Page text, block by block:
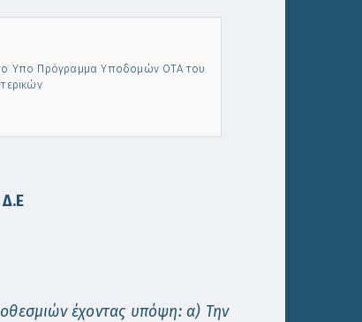
Υπο Πρόγραμμα Υποδομών ΟΤΑ του
έχοντας υπόψη: α) Την